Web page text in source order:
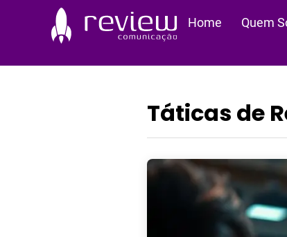
Home Quem
Táticas de